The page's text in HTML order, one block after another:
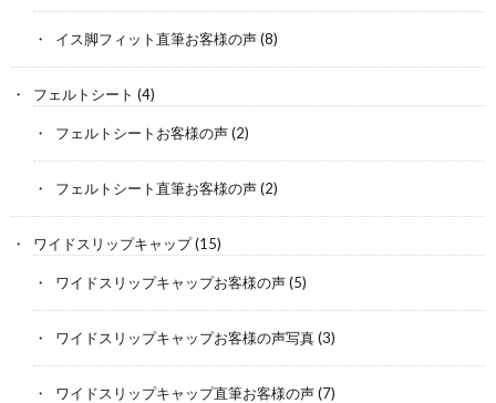
イス脚フィット直筆お客様の声(8)
フェルトシート (4)
フェルトシートお客様の声(2)
フェルトシート直筆お客様の声(2)
ワイドスリップキャップ(15)
ワイドスリップキャップお客様の声(5)
ワイドスリップキャップお客様の声写真(3)
ワイドスリップキャップ直筆お客様の声(7)